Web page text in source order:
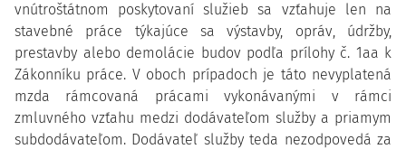
vnútroštátnom poskytovaní služieb sa vzťahuje len na
stavebné práce týkajúce sa výstavby, opráv, údržby,
prestavby alebo demolácie budov podľa prílohy č. 1aa k
Zákonníku práce. V oboch prípadoch je táto nevyplatená
mzda rámcovaná prácami vykonávanými v rámci
zmluvného vzťahu medzi dodávateľom služby a priamym
subdodávateľom. Dodávateľ služby teda nezodpovedá za